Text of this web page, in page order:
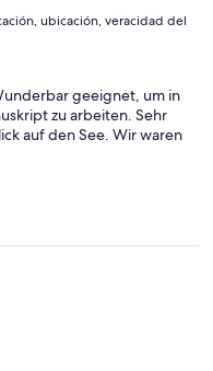
ubicación, veracidad del
geeignet, um in
zu arbeiten. Sehr
auf den See. Wir waren